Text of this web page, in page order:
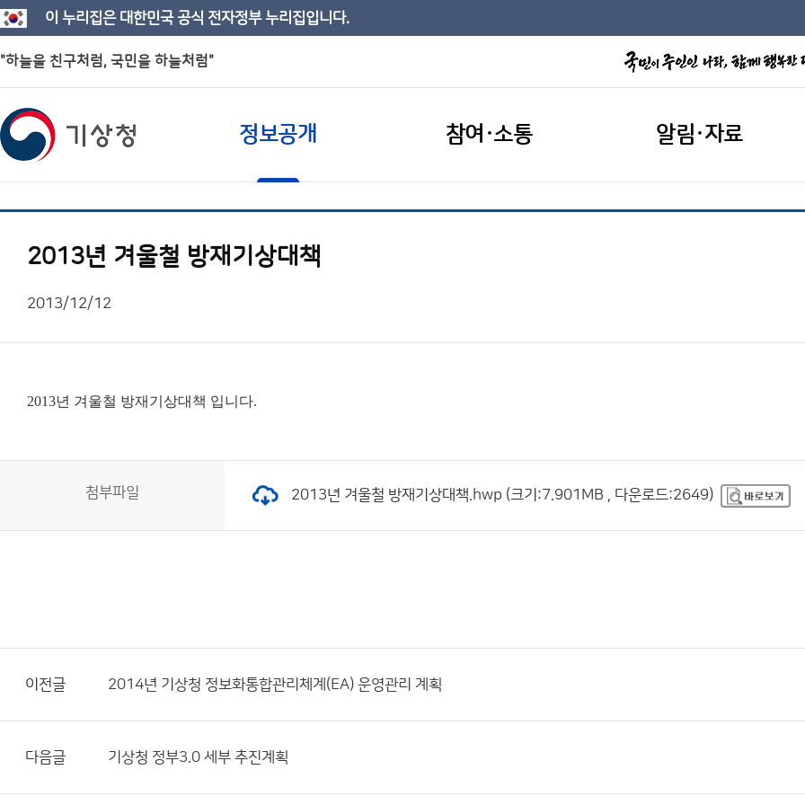
이 누리집은 대한민국 공식 전자정부 누리집입니다.
"하늘을 친구처럼, 국민을 하늘처럼"
정보공개 참여·소통 알림·자료
2013년 겨울철 방재기상대책
2013/12/12
2013년 겨울철 방재기상대책 입니다.
첨부파일 2013년 겨울철 방재기상대책.hwp (크기:7.901MB , 다운로드:2649)
이전글 2014년 기상청 정보화통합관리체계(EA) 운영관리 계획
다음글 기상청 정부3.0 세부 추진계획